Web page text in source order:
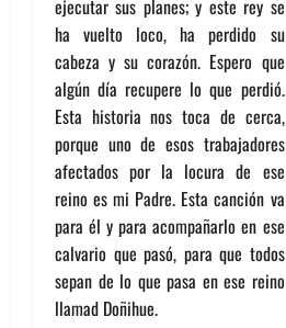
ejecutar sus planes; y este rey se
ha vuelto loco, ha perdido su
cabeza y su corazón. Espero que
algún día recupere lo que perdió.
Esta historia nos toca de cerca,
porque uno de esos trabajadores
afectados por la locura de ese
reino es mi Padre. Esta canción va
para él y para acompañarlo en ese
calvario que pasó, para que todos
sepan de lo que pasa en ese reino
llamad Doñihue.